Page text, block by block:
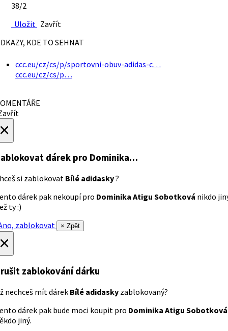
38/2
Uložit Zavřít
KDE TO SEHNAT
ccc.eu/cz/cs/p/sportovni-obuv-adidas-c…
ccc.eu/cz/cs/p…
dárek pro Dominika…
si zablokovat Bílé adidasky?
dárek pak nekoupí pro Dominika Atigu Sobotková nikdo
ty :)
zablokovat
× Zpět
zablokování dárku
nechceš mít dárek Bílé adidasky zablokovaný?
dárek pak bude moci koupit pro Dominika Atigu Sobotková
jiný.